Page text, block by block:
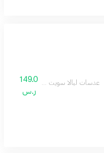
عدسات ليالا سويت هازل سادة عدد 2 عدسات لاصقة
149.0
ر.س